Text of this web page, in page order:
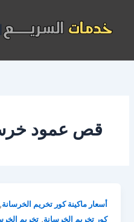
المحتوى
قص عمود
أسعار ماكينة كور تخريم الخرسانة,
كور تخريم الخرسانة,تخريم